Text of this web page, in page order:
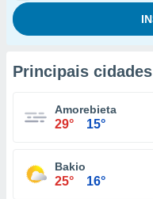
Principais cidades
Amorebieta
29° 15°
Bakio
25° 16°